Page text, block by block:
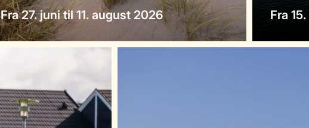
Fra 27. juni til 11. august 2026 Fra